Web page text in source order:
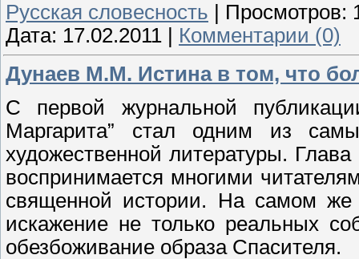
Русская словесность
Просмотров:
Дата: 17.02.2011
Комментарии (0)
Дунаев М.М. Истина в том, что
С первой журнальной
Маргарита” стал одним из
художественной литературы.
воспринимается многими
священной истории. На самом же
искажение не только реальных
обезбоживание образа Спасителя.